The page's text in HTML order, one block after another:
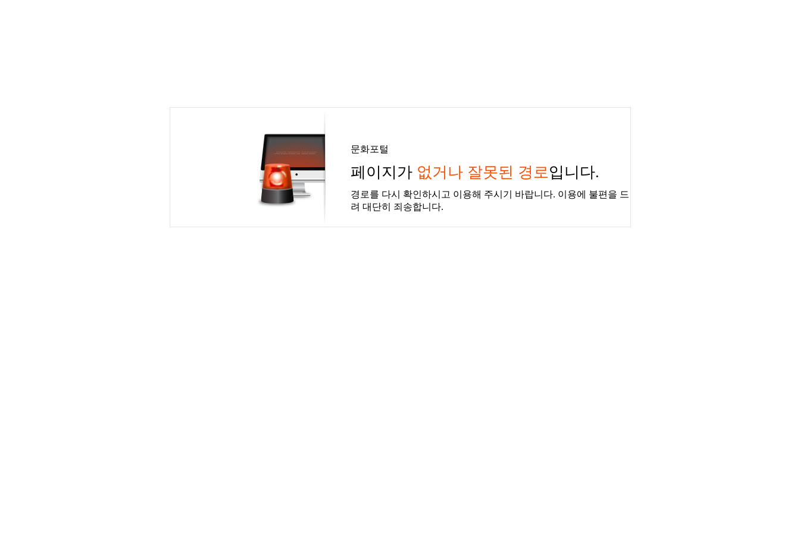
문화포털
페이지가 없거나 잘못된 경로입니다.
경로를 다시 확인하시고 이용해 주시기 바랍니다. 이용에 불편을 드
려 대단히 죄송합니다.